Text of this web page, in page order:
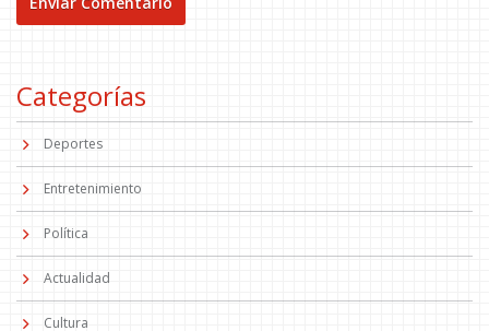
Categorías
Deportes
Entretenimiento
Política
Actualidad
Cultura